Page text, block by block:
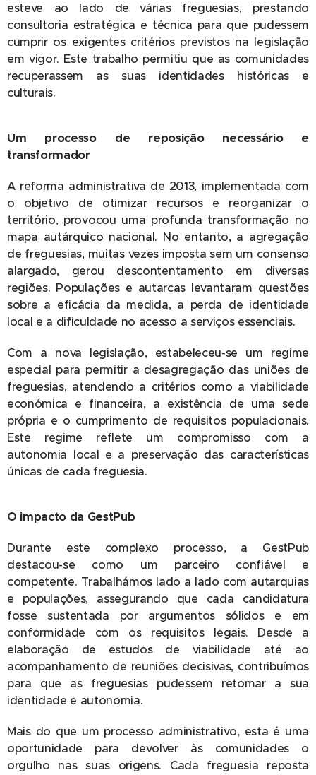
esteve ao lado de várias freguesias, prestando
consultoria estratégica e técnica para que pudessem
cumprir os exigentes critérios previstos na legislação
em vigor. Este trabalho permitiu que as comunidades
recuperassem as suas identidades históricas e
culturais.
Um processo de reposição necessário e
transformador
A reforma administrativa de 2013, implementada com
o objetivo de otimizar recursos e reorganizar o
território, provocou uma profunda transformação no
mapa autárquico nacional. No entanto, a agregação
de freguesias, muitas vezes imposta sem um consenso
alargado, gerou descontentamento em diversas
regiões. Populações e autarcas levantaram questões
sobre a eficácia da medida, a perda de identidade
local e a dificuldade no acesso a serviços essenciais.
Com a nova legislação, estabeleceu-se um regime
especial para permitir a desagregação das uniões de
freguesias, atendendo a critérios como a viabilidade
económica e financeira, a existência de uma sede
própria e o cumprimento de requisitos populacionais.
Este regime reflete um compromisso com a
autonomia local e a preservação das características
únicas de cada freguesia.
O impacto da GestPub
Durante este complexo processo, a GestPub
destacou-se como um parceiro confiável e
competente. Trabalhámos lado a lado com autarquias
e populações, assegurando que cada candidatura
fosse sustentada por argumentos sólidos e em
conformidade com os requisitos legais. Desde a
elaboração de estudos de viabilidade até ao
acompanhamento de reuniões decisivas, contribuímos
para que as freguesias pudessem retomar a sua
identidade e autonomia.
Mais do que um processo administrativo, esta é uma
oportunidade para devolver às comunidades o
orgulho nas suas origens. Cada freguesia reposta